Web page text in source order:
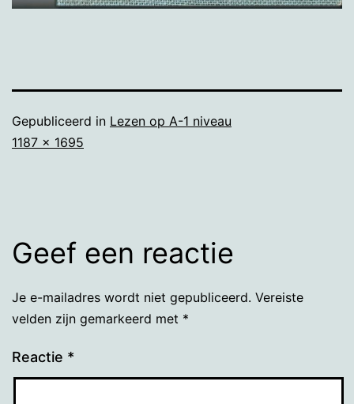
Gepubliceerd in Lezen op A-1 niveau
Volledige
1187 × 1695
Geef een reactie
Je e-mailadres wordt niet gepubliceerd. Vereiste
velden zijn gemarkeerd met *
Reactie *